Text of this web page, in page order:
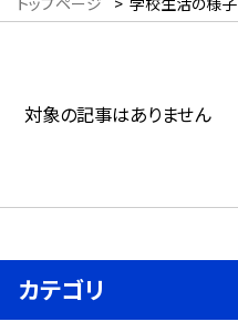
対象の記事はありません
カテゴリ